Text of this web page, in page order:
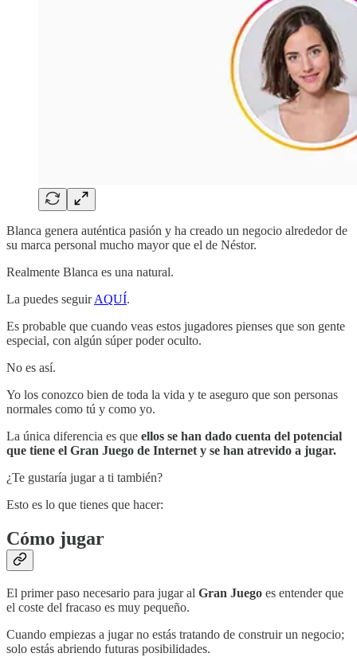
Blanca genera auténtica pasión y ha creado un negocio alrededor de
su marca personal mucho mayor que el de Néstor.
Realmente Blanca es una natural.
La puedes seguirAQUÍ.
Es probable que cuando veas estos jugadores pienses que son gente
especial, con algún súper poder oculto.
No es así.
Yo los conozco bien de toda la vida y te aseguro que son personas
normales como tú y como yo.
La única diferencia es que ellos se han dado cuenta del potencial
que tiene el Gran Juego de Internet y se han atrevido a jugar.
¿Te gustaría jugar a ti también?
Esto es lo que tienes que hacer:
Cómo jugar
El primer paso necesario para jugar al Gran Juego es entender que
el coste del fracaso es muy pequeño.
Cuando empiezas a jugar no estás tratando de construir un negocio;
solo estás abriendo futuras posibilidades.